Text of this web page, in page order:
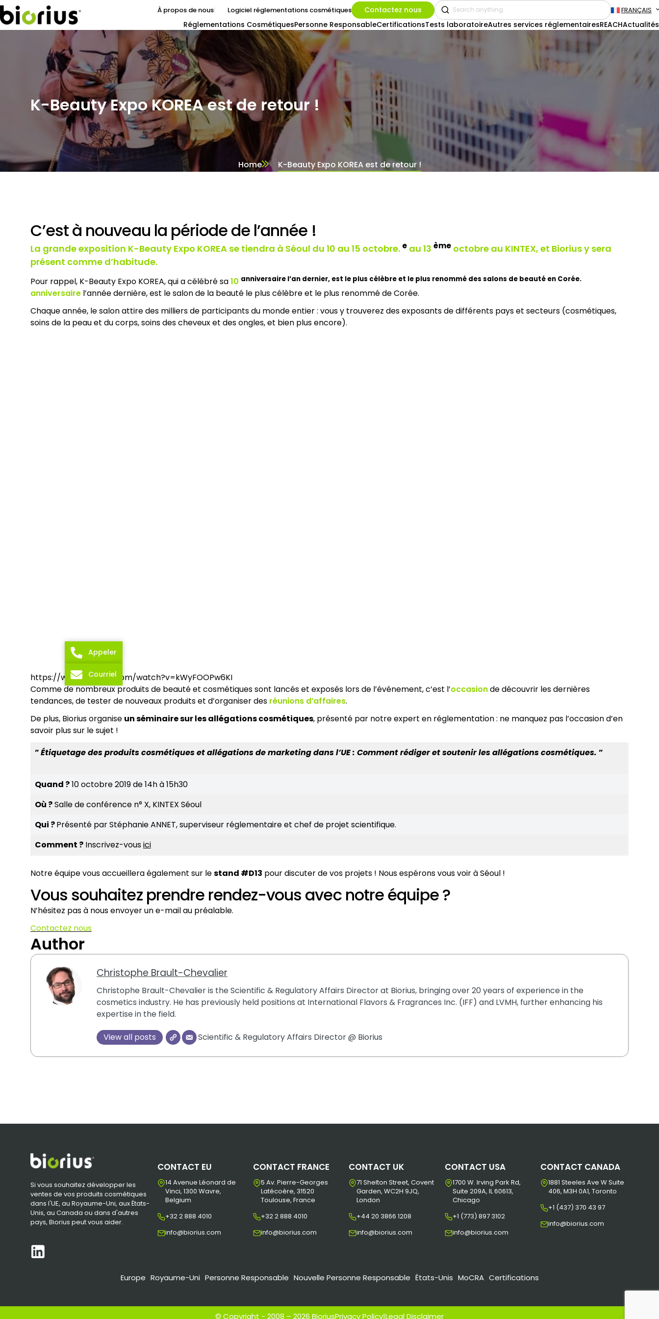
À propos de nous Logiciel réglementations cosmétiques Contactez nous FRANÇAIS
Réglementations CosmétiquesPersonne ResponsableCertificationsTests laboratoireAutres services réglementairesREACHActualités
K-Beauty Expo KOREA est de retour !
Home K-Beauty Expo KOREA est de retour !
C’est à nouveau la période de l’année !
La grande exposition K-Beauty Expo KOREA se tiendra à Séoul du 10 au 15 octobre. e au 13 ème octobre au KINTEX, et Biorius y sera
présent comme d’habitude.
Pour rappel, K-Beauty Expo KOREA, qui a célébré sa10 anniversaire l’an dernier, est le plus célèbre et le plus renommé des salons de beauté en Corée.
anniversaire l’année dernière, est le salon de la beauté le plus célèbre et le plus renommé de Corée.
Chaque année, le salon attire des milliers de participants du monde entier : vous y trouverez des exposants de différents pays et secteurs (cosmétiques,
soins de la peau et du corps, soins des cheveux et des ongles, et bien plus encore).
https://www.youtube.com/watch?v=kWyFOOPw6KI
Comme de nombreux produits de beauté et cosmétiques sont lancés et exposés lors de l’événement, c’est l’occasionde découvrir les dernières
tendances, de tester de nouveaux produits et d’organiser des réunions d’affaires.
De plus, Biorius organise un séminaire sur les allégations cosmétiques, présenté par notre expert en réglementation : ne manquez pas l’occasion d’en
savoir plus sur le sujet !
”Étiquetage des produits cosmétiques et allégations de marketing dans l’UE : Comment rédiger et soutenir les allégations cosmétiques. ”
Quand ?10 octobre 2019 de 14h à 15h30
Où ?Salle de conférence n° X, KINTEX Séoul
Qui ?Présenté par Stéphanie ANNET, superviseur réglementaire et chef de projet scientifique.
Comment ? Inscrivez-vousici
Notre équipe vous accueillera également sur lestand #D13 pour discuter de vos projets ! Nous espérons vous voir à Séoul !
Vous souhaitez prendre rendez-vous avec notre équipe ?
N’hésitez pas à nous envoyer un e-mail au préalable.
Contactez nous
Author
Christophe Brault-Chevalier
Christophe Brault-Chevalier is the Scientific & Regulatory Affairs Director at Biorius, bringing over 20 years of experience in the
cosmetics industry. He has previously held positions at International Flavors & Fragrances Inc. (IFF) and LVMH, further enhancing his
expertise in the field.
View all posts Scientific & Regulatory Affairs Director @ Biorius
Si vous souhaitez développer les
ventes de vos produits cosmétiques
dans l'UE, au Royaume-Uni, aux États-
Unis, au Canada ou dans d'autres
pays, Biorius peut vous aider.
CONTACT EU
14 Avenue Léonard de
Vinci, 1300 Wavre,
Belgium
+32 2 888 4010
info@biorius.com
CONTACT FRANCE
5 Av. Pierre-Georges
Latécoère, 31520
Toulouse, France
+32 2 888 4010
info@biorius.com
CONTACT UK
71 Shelton Street, Covent
Garden, WC2H 9JQ,
London
+44 20 3866 1208
info@biorius.com
CONTACT USA
1700 W. Irving Park Rd,
Suite 209A, IL 60613,
Chicago
+1 (773) 897 3102
info@biorius.com
CONTACT CANADA
1881 Steeles Ave W Suite
406, M3H 0A1, Toronto
+1 (437) 370 43 97
info@biorius.com
Europe Royaume-Uni Personne Responsable Nouvelle Personne Responsable États-Unis MoCRA Certifications
© Copyright - 2008 – 2026 BioriusPrivacy Policy|Legal Disclaimer
Appeler
Courriel